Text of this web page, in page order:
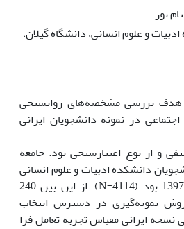
نور
و علوم انسانی، دانشگاه گیلان،
بررسی مشخصه‌های روانسنجی
در نمونه دانشجویان ایرانی
و از نوع اعتبارسنجی بود. جامعه
دانشکده ادبیات و علوم انسانی
دانشگاه گیلان در سال 1397 بود (4114=N). از این بین 240
نمونه‌گیری در دسترس انتخاب
نسخه ایرانی مقیاس تجربه تعامل فرا